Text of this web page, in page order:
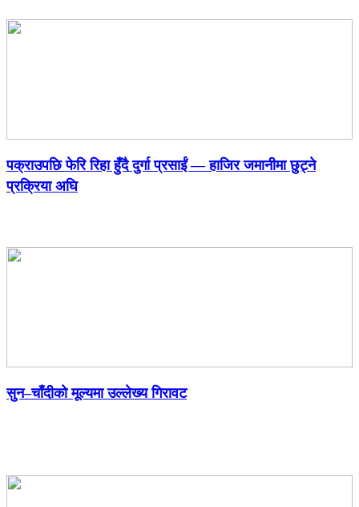
पक्राउपछि फेरि रिहा हुँदै दुर्गा प्रसाईं — हाजिर जमानीमा छुट्ने
प्रक्रिया अघि
सुन–चाँदीको मूल्यमा उल्लेख्य गिरावट